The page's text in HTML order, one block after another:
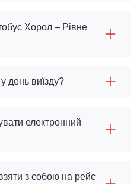
Хорол – Рівне
день виїзду?
електронний
з собою на рейс